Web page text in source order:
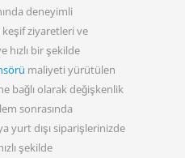
deneyimli
keşif ziyaretleri ve
hızlı bir şekilde
maliyeti yürütülen
bağlı olarak değişkenlik
sonrasında
yurt dışı siparişlerinizde
şekilde